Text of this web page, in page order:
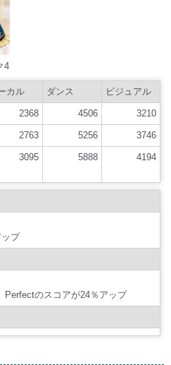
4
カル ダンス ビジュアル
2368 4506 3210
2763 5256 3746
3095 5888 4194
プ
Perfectのスコアが24％アップ